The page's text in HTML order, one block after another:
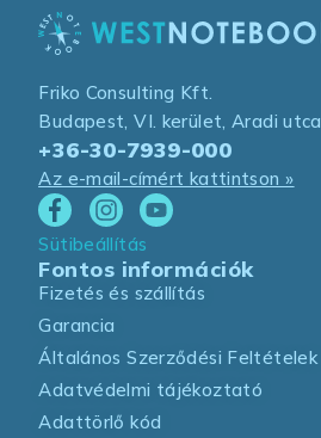
Friko Consulting Kft.
Budapest, VI. kerület, Aradi
+36-30-7939-000
Az e-mail-címért kattintson »
Sütibeállítás
Fontos információk
Fizetés és szállítás
Garancia
Általános Szerződési Feltételek
Adatvédelmi tájékoztató
Adattörlő kód